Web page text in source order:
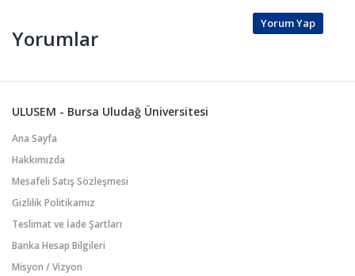
Yorumlar
Yorum Yap
ULUSEM - Bursa Uludağ Üniversitesi
Ana Sayfa
Hakkımızda
Mesafeli Satış Sözleşmesi
Gizlilik Politikamız
Teslimat ve İade Şartları
Banka Hesap Bilgileri
Misyon / Vizyon